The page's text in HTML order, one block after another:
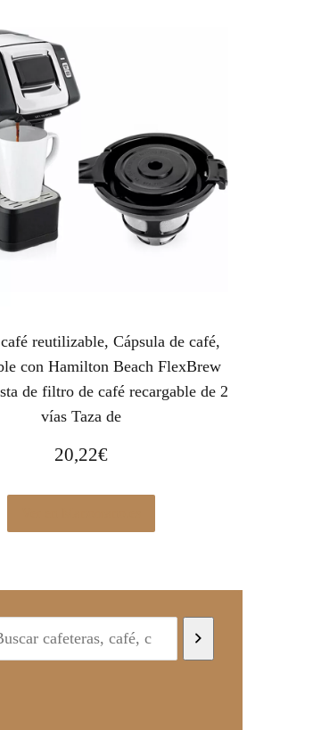
reutilizable, Cápsula de café,
con Hamilton Beach FlexBrew
de filtro de café recargable de 2
vías Taza de
20,22€